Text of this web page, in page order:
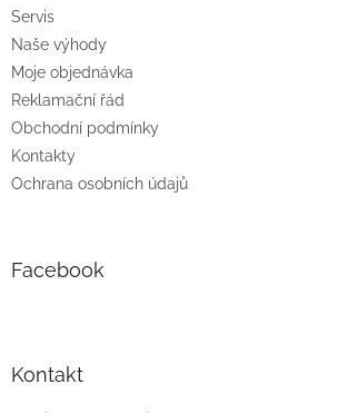
Servis
Naše výhody
Moje objednávka
Reklamační řád
Obchodní podmínky
Kontakty
Ochrana osobních údajů
Facebook
Kontakt